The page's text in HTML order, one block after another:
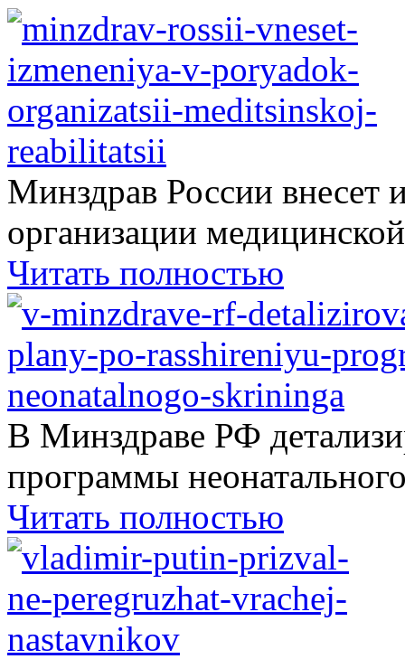
Минздрав России внесет
организации
Читать полностью
В Минздраве РФ
программы
Читать полностью